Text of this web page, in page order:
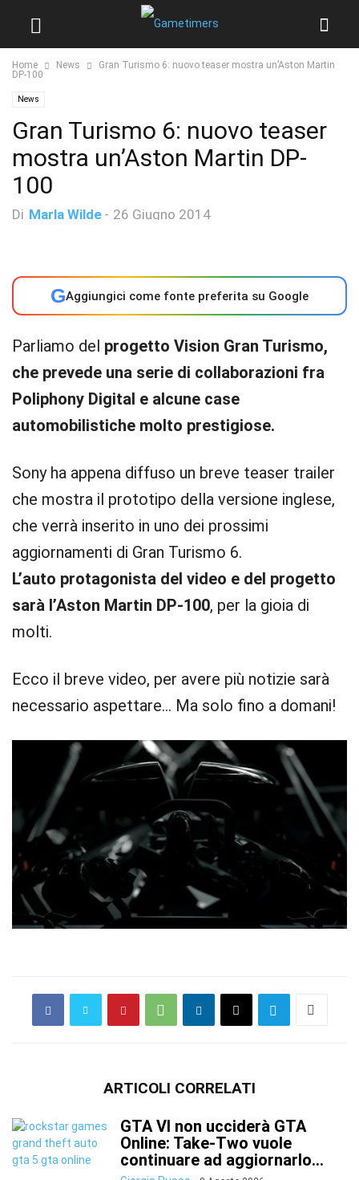
Home News
Gran Turismo 6: nuovo teaser mostra un’Aston Martin
DP-100
News
Gran Turismo 6: nuovo teaser
mostra un’Aston Martin DP-
100
Di Marla Wilde - 26 Giugno 2014
GAggiungici come fonte preferita su Google
Parliamo del progetto Vision Gran Turismo,
che prevede una serie di collaborazioni fra
Poliphony Digital e alcune case
automobilistiche molto prestigiose.
Sony ha appena diffuso un breve teaser trailer
che mostra il prototipo della versione inglese,
che verrà inserito in uno dei prossimi
aggiornamenti di Gran Turismo 6.
L’auto protagonista del video e del progetto
sarà l’Aston Martin DP-100, per la gioia di
molti.
Ecco il breve video, per avere più notizie sarà
necessario aspettare… Ma solo fino a domani!
ARTICOLI CORRELATI
GTA VI non ucciderà GTA
Online: Take-Two vuole
continuare ad aggiornarlo...